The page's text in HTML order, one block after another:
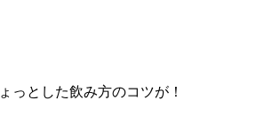
っとした飲み方のコツが！